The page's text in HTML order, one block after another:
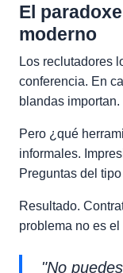
El
moderno
Los reclutadores
conferencia. En
blandas importan.
Pero ¿qué
informales.
Preguntas del
Resultado.
problema no es
"No